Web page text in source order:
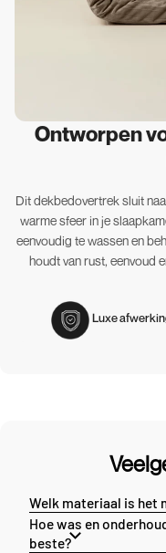
Ontworpen
Dit dekbedovertrek sluit
warme sfeer in je
eenvoudig te wassen en
houdt van rust, eenvoud
Luxe
Welk materiaal is het
Hoe was en
beste?